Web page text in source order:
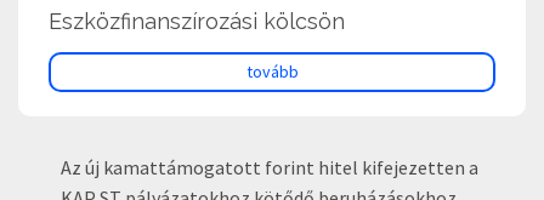
Eszközfinanszírozási kölcsön
tovább
Az új kamattámogatott forint hitel kifejezetten a